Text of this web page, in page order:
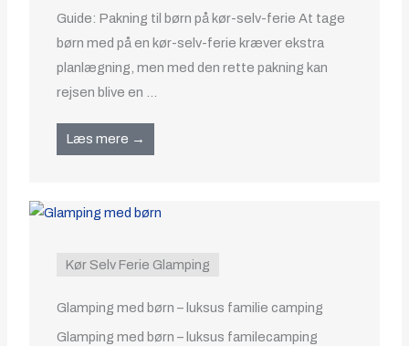
Guide: Pakning til børn på kør-selv-ferie At tage
børn med på en kør-selv-ferie kræver ekstra
planlægning, men med den rette pakning kan
rejsen blive en ...
Læs mere →
Kør Selv Ferie Glamping
Glamping med børn – luksus familie camping
Glamping med børn – luksus familecamping